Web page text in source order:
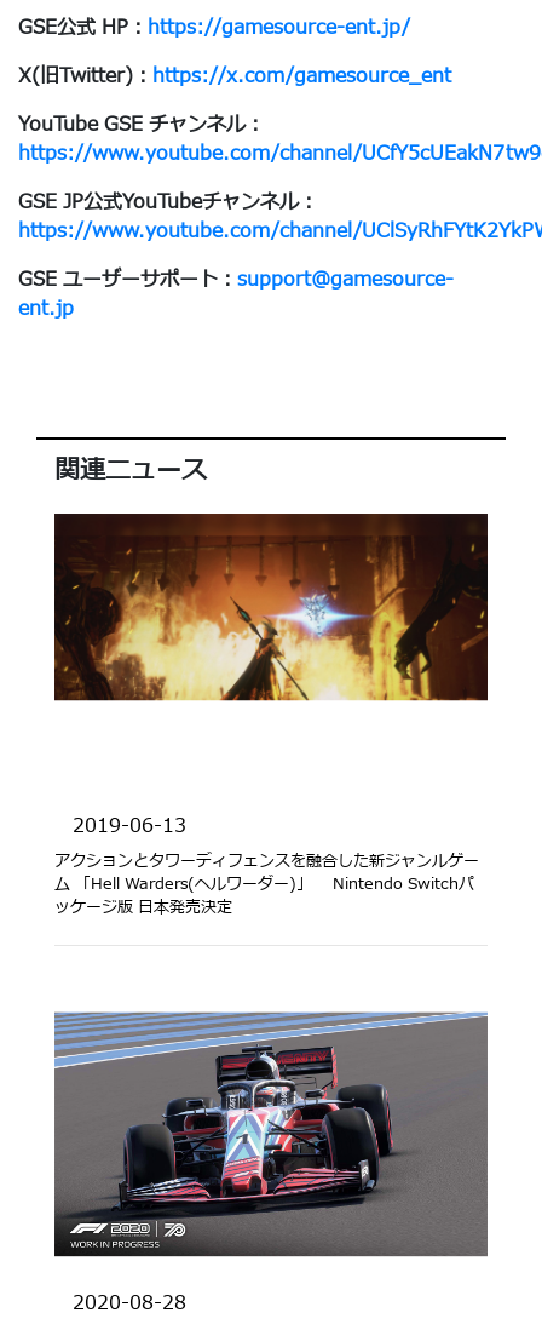
GSE公式 HP： https://gamesource-ent.jp/
X(旧Twitter)： https://x.com/gamesource_ent
YouTube GSE チャンネル：
https://www.youtube.com/channel/
GSE JP公式YouTubeチャンネル：
https://www.youtube.com/channel/
GSE ユーザーサポート： support@gamesource-
ent.jp
関連ニュース
2019-06-13
アクションとタワーディフェンスを融合した新ジャンルゲー
ム 「Hell Warders(ヘルワーダー)」 Nintendo Switchパ
ッケージ版 日本発売決定
2020-08-28